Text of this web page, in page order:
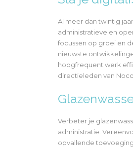
Al meer dan twintig
administratieve en
focussen op groei en
nieuwste
hoogfrequent werk
directieleden van
Verbeter je
administratie.
opvallende